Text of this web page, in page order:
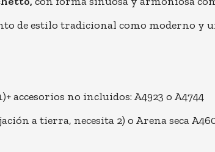
de estilo tradicional como moderno y
accesorios no incluidos: A4923 o A4744
a tierra, necesita 2) o Arena seca